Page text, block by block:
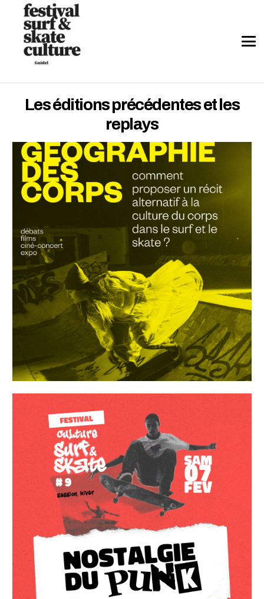
Les éditions précédentes et les
replays